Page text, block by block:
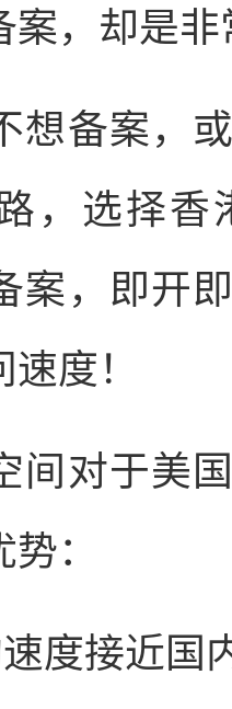
案，却是
想备案，
，选择
案，即开
度！
间对于美
：
度接近国